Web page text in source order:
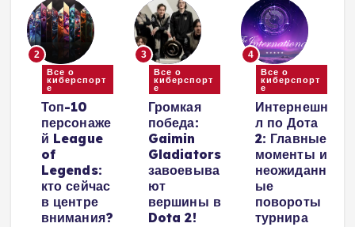
2
Все о
киберспорт
е
Топ-10
персонаже
й League
of
Legends:
кто сейчас
в центре
внимания?
3
Все о
киберспорт
е
Громкая
победа:
Gaimin
Gladiators
завоевыва
ют
вершины в
Dota 2!
4
Все о
киберспорт
е
Интернешн
л по Дота
2: Главные
моменты и
неожиданн
ые
повороты
турнира